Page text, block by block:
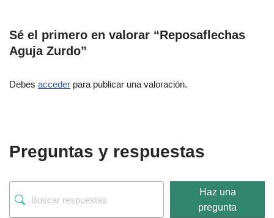
Sé el primero en valorar “Reposaflechas
Aguja Zurdo”
Debes acceder para publicar una valoración.
Preguntas y respuestas
Haz una
pregunta